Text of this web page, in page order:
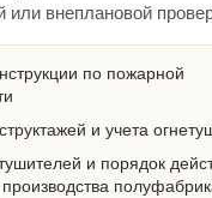
или внеплановой
по пожарной
и учета
и порядок